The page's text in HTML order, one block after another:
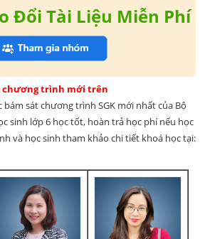
Đổi Tài Liệu Miễn Phí
chương trình mới trên
bám sát chương trình SGK mới nhất của Bộ
sinh lớp 6 học tốt, hoàn trả học phí nếu học
và học sinh tham khảo chi tiết khoá học tại: